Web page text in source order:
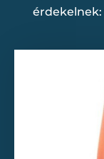
érdekelnek: